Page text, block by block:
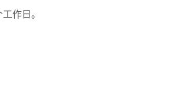
作日。